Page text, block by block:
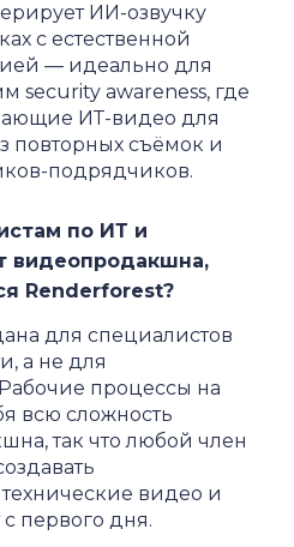
ИИ-озвучку
с естественной
— идеально для
security awareness, где
ИТ-видео для
повторных съёмок и
подрядчиков.
по ИТ и
видеопродакшна,
Renderforest?
для специалистов
а не для
процессы на
всю сложность
так что любой член
видео и
первого дня.